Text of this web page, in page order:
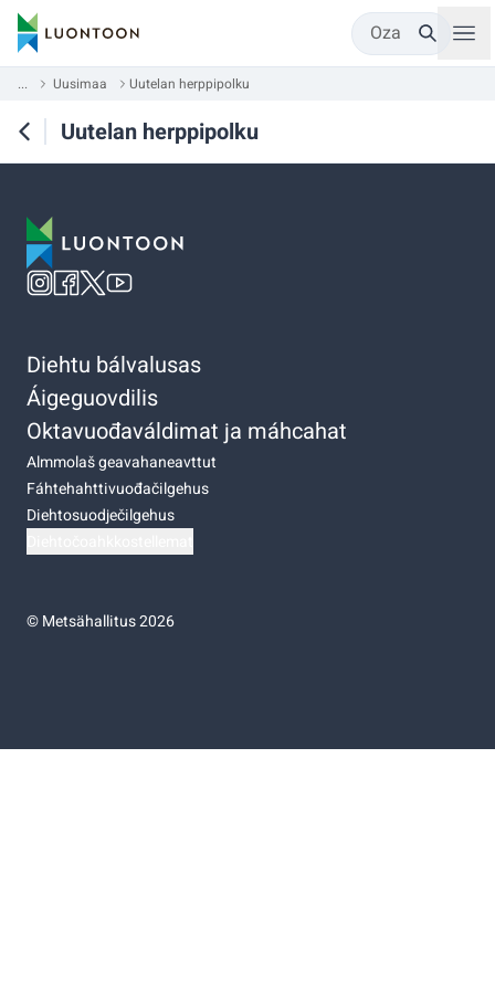
Oza
... Uusimaa Uutelan herppipolku
Uutelan herppipolku
Diehtu bálvalusas
Áigeguovdilis
Oktavuođaváldimat ja máhcahat
Almmolaš geavahaneavttut
Fáhtehahttivuođačilgehus
Diehtosuodječilgehus
©Metsähallitus 2026